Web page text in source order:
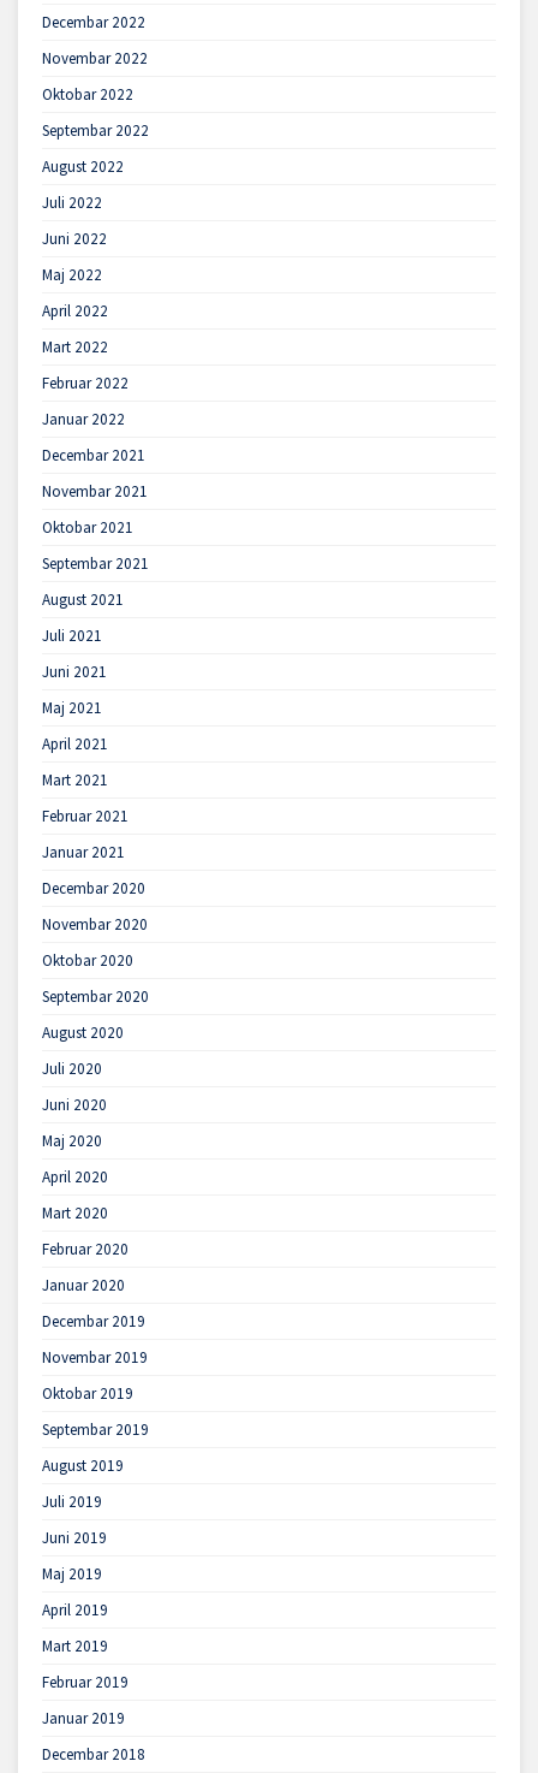
Decembar 2022
Novembar 2022
Oktobar 2022
Septembar 2022
August 2022
Juli 2022
Juni 2022
Maj 2022
April 2022
Mart 2022
Februar 2022
Januar 2022
Decembar 2021
Novembar 2021
Oktobar 2021
Septembar 2021
August 2021
Juli 2021
Juni 2021
Maj 2021
April 2021
Mart 2021
Februar 2021
Januar 2021
Decembar 2020
Novembar 2020
Oktobar 2020
Septembar 2020
August 2020
Juli 2020
Juni 2020
Maj 2020
April 2020
Mart 2020
Februar 2020
Januar 2020
Decembar 2019
Novembar 2019
Oktobar 2019
Septembar 2019
August 2019
Juli 2019
Juni 2019
Maj 2019
April 2019
Mart 2019
Februar 2019
Januar 2019
Decembar 2018